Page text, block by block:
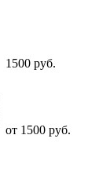
1500 руб.
от 1500 руб.